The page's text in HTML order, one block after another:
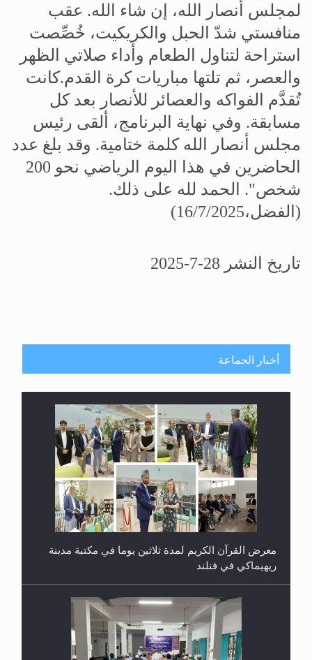
لمجلس أنصار الله، إن شاء الله. عقب
منافستي شدّ الحبل والكريكيت، خُصِّصت
استراحة لتناول الطعام وأداء صلاتي الظهر
والعصر، ثم تلتها مباريات كرة القدم.كانت
تُقدَّم الفواكه والعصائر للأنصار بعد كل
مسابقة. وفي نهاية البرنامج، ألقى رئيس
مجلس أنصار الله كلمة ختامية. وقد بلغ عدد
الحاضرين في هذا اليوم الرياضي نحو 200
شخص." الحمد لله على ذلك.
(الفضل،16/7/2025)
تاريخ النشر 28-7-2025
أخبار الجماعة
معرض القرآن الكريم لمدة ثلاثين يوما في مكتبة مدينة
ريهيماكي في فنلند